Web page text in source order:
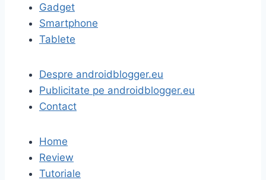
Gadget
Smartphone
Tablete
Despre androidblogger.eu
Publicitate pe androidblogger.eu
Contact
Home
Review
Tutoriale